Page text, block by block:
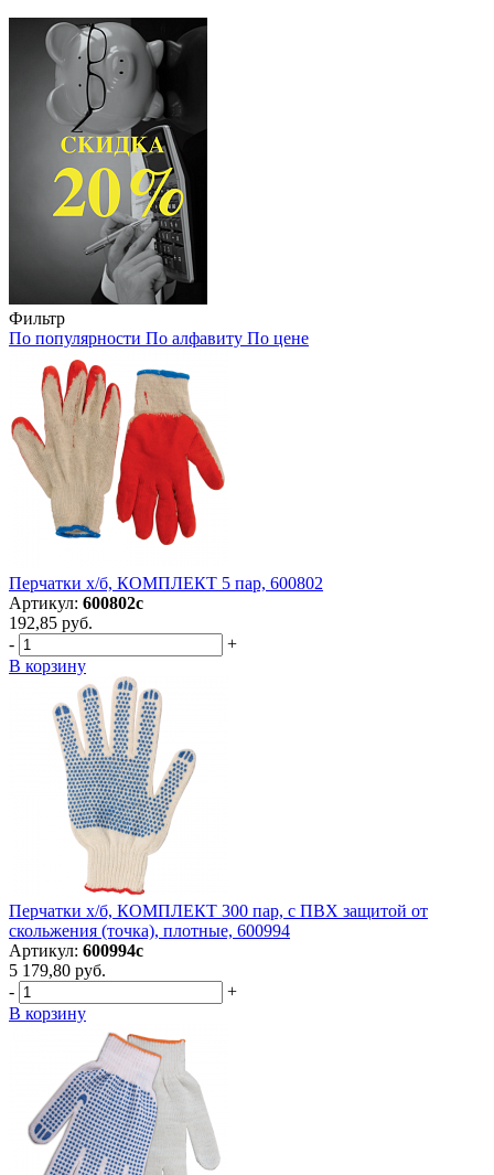
Фильтр
По популярности По алфавиту По цене
Перчатки х/б, КОМПЛЕКТ 5 пар, 600802
Артикул: 600802с
192,85 руб.
-
+
В корзину
Перчатки х/б, КОМПЛЕКТ 300 пар, с ПВХ защитой от
скольжения (точка), плотные, 600994
Артикул: 600994с
5 179,80 руб.
-
+
В корзину